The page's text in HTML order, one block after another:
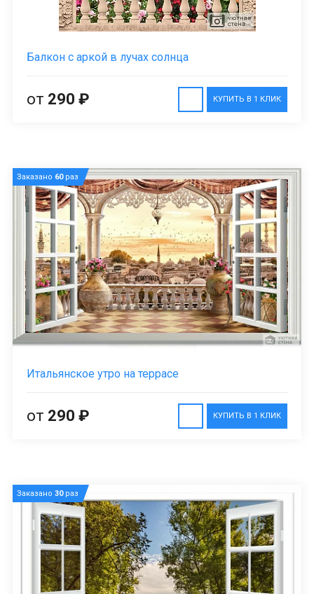
Балкон с аркой в лучах солнца
КУПИТЬ В 1 КЛИК
от 290 ₽
Заказано 60раз
Итальянское утро на террасе
КУПИТЬ В 1 КЛИК
от 290 ₽
Заказано 30раз